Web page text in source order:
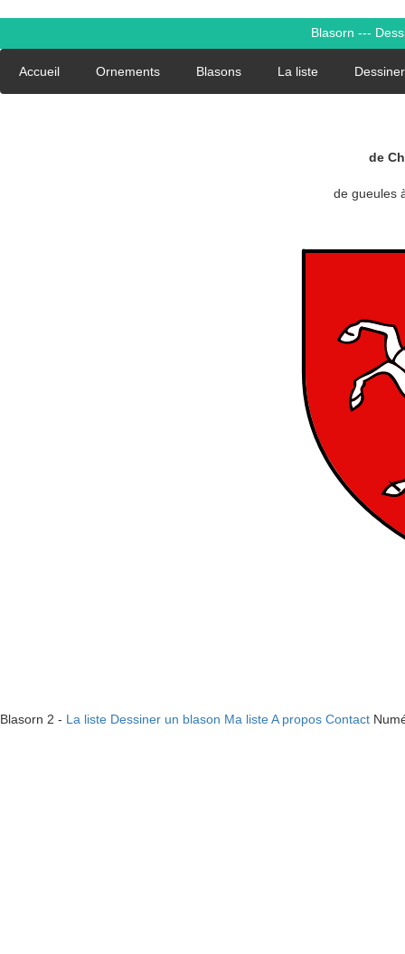
Blasorn ---
Accueil Ornements Blasons La liste
de
de gueules
Blasorn 2 - La liste Dessiner un blason Ma listeA propos Contact